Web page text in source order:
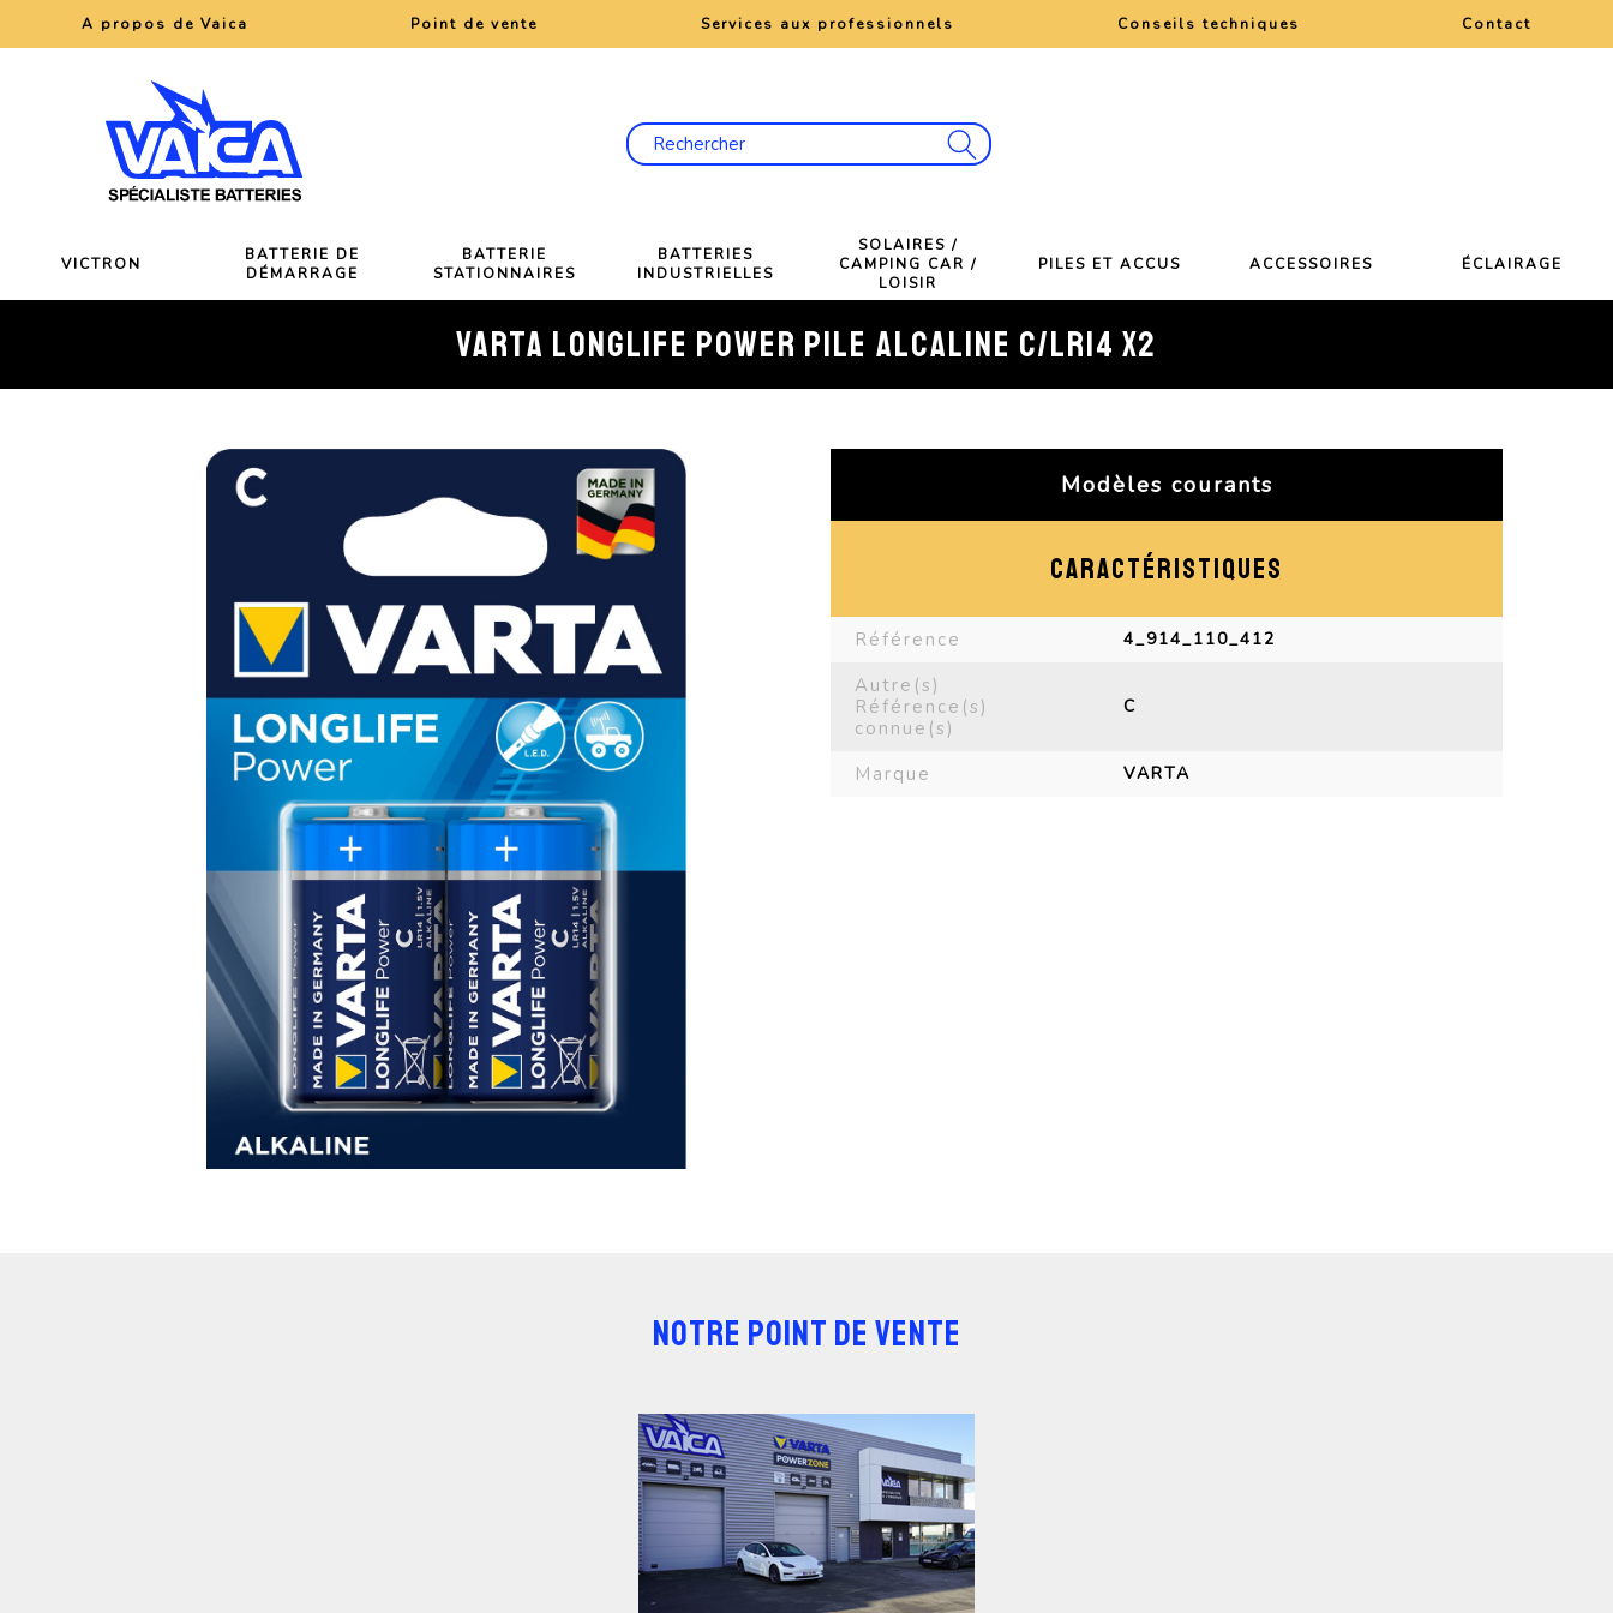
A propos de Vaica Point de vente Services aux professionnels Conseils techniques Contact
VICTRON
BATTERIE DE
DÉMARRAGE
BATTERIE
STATIONNAIRES
BATTERIES
INDUSTRIELLES
SOLAIRES /
CAMPING CAR /
LOISIR
PILES ET ACCUS ACCESSOIRES ÉCLAIRAGE
VARTA LONGLIFE POWER PILE ALCALINE C/LR14 X2
Modèles courants
CARACTÉRISTIQUES
Référence 4_914_110_412
Autre(s)
Référence(s)
connue(s)
C
Marque VARTA
NOTRE POINT DE VENTE